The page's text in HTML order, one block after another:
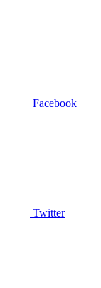
Facebook
Twitter